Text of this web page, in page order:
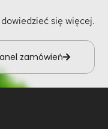
się więcej.
zamówień